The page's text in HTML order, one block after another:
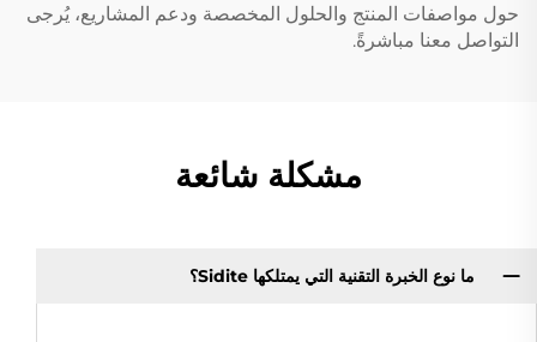
حول مواصفات المنتج والحلول المخصصة ودعم المشاريع، يُرجى
التواصل معنا مباشرةً.
مشكلة شائعة
ما نوع الخبرة التقنية التي يمتلكها Sidite؟